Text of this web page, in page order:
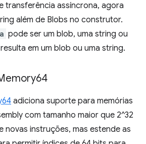
transferência assíncrona, agora
além de Blobs no construtor.
pode ser um blob, uma string ou
em um blob ou uma string.
adiciona suporte para memórias
com tamanho maior que 2^32
novas instruções, mas estende as